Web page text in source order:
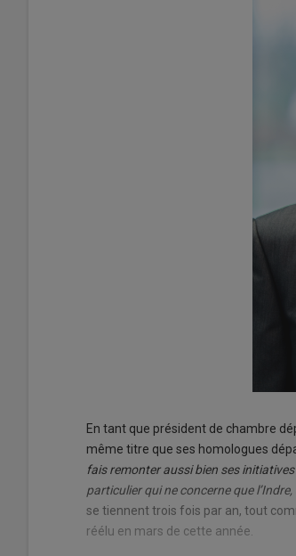
En tant que président de chambre
même titre que ses homologues
fais remonter aussi bien ses
particulier qui ne concerne que
se tiennent trois fois par an, tout
réélu en mars de cette année.